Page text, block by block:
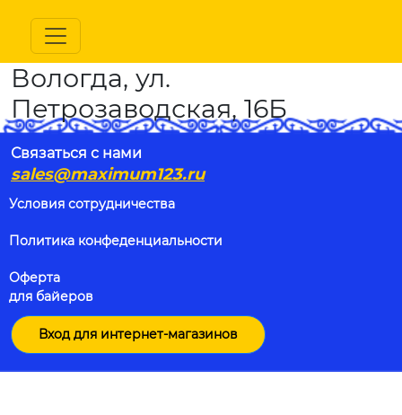
Вологда, ул.
Петрозаводская, 16Б
Связаться с нами
sales@maximum123.ru
Условия сотрудничества
Политика конфеденциальности
Оферта
для байеров
Вход для интернет-магазинов